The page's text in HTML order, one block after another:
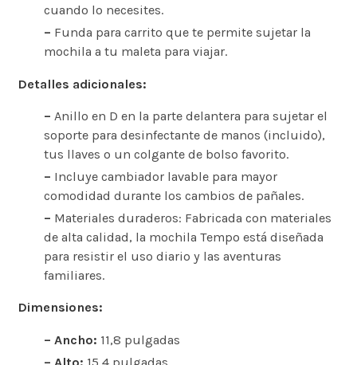
cuando lo necesites.
– Funda para carrito que te permite sujetar la
mochila a tu maleta para viajar.
Detalles adicionales:
– Anillo en D en la parte delantera para sujetar el
soporte para desinfectante de manos (incluido),
tus llaves o un colgante de bolso favorito.
– Incluye cambiador lavable para mayor
comodidad durante los cambios de pañales.
– Materiales duraderos: Fabricada con materiales
de alta calidad, la mochila Tempo está diseñada
para resistir el uso diario y las aventuras
familiares.
Dimensiones:
– Ancho: 11,8 pulgadas
– Alto: 15,4 pulgadas